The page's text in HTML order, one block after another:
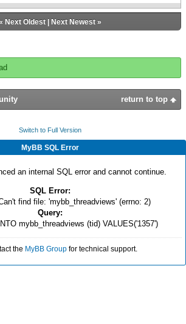
Next Oldest| Next Newest»
return to top
Switch to Full Version
MyBB SQL Error
an internal SQL error and cannot continue.
SQL Error:
find file: 'mybb_threadviews' (errno: 2)
Query:
mybb_threadviews (tid) VALUES('1357')
the MyBB Group for technical support.